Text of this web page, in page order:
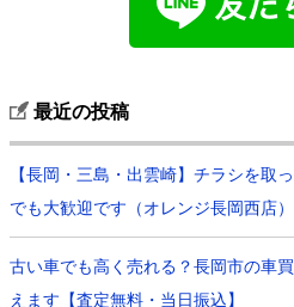
最近の投稿
【長岡・三島・出雲崎】チラシを取
でも大歓迎です（オレンジ長岡西店）
古い車でも高く売れる？長岡市の車
えます【査定無料・当日振込】